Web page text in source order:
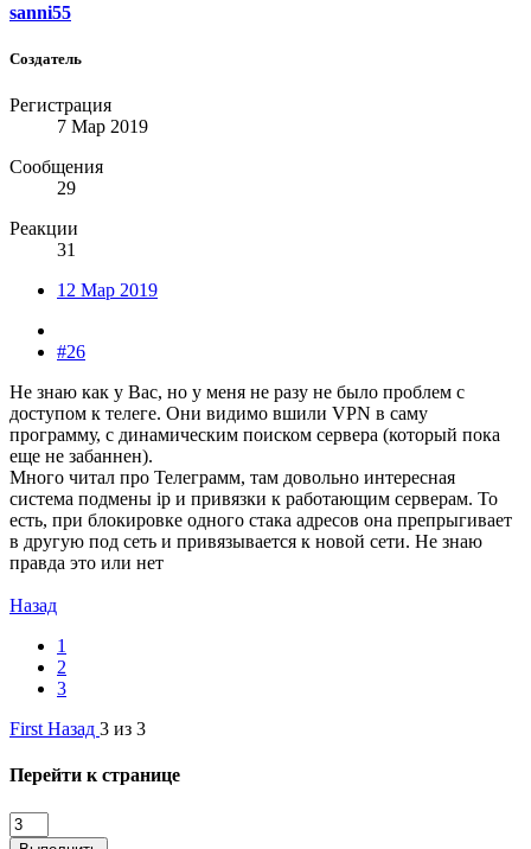
sanni55
Создатель
Регистрация
7 Мар 2019
Сообщения
29
Реакции
31
12 Мар 2019
#26
Не знаю как у Вас, но у меня не разу не было проблем с
доступом к телеге. Они видимо вшили VPN в саму
программу, с динамическим поиском сервера (который пока
еще не забаннен).
Много читал про Телеграмм, там довольно интересная
система подмены ip и привязки к работающим серверам. То
есть, при блокировке одного стака адресов она препрыгивает
в другую под сеть и привязывается к новой сети. Не знаю
правда это или нет
Назад
1
2
3
First Назад 3 из 3
Перейти к странице